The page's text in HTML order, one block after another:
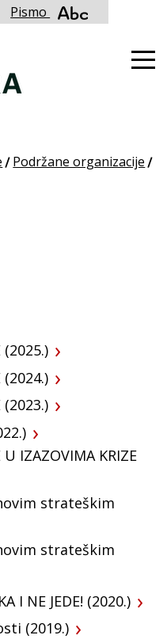
/ Podržane organizacije /
(2025.)
(2024.)
(2023.)
U IZAZOVIMA KRIZE
strateškim
strateškim
I NE JEDE! (2020.)
(2019.)
Pismo